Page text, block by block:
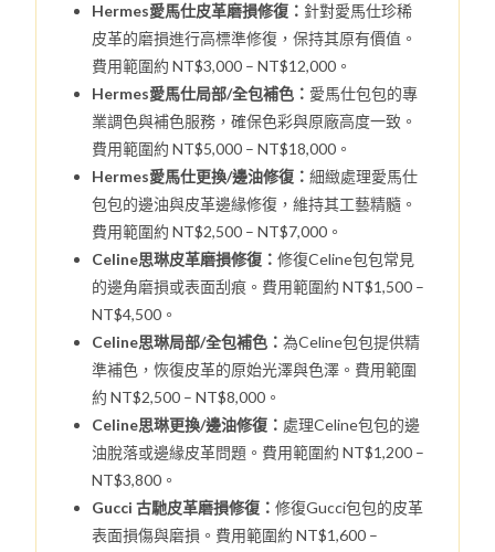
Hermes愛馬仕皮革磨損修復： 針對愛馬仕珍稀
皮革的磨損進行高標準修復，保持其原有價值。
費用範圍約 NT$3,000 – NT$12,000。
Hermes愛馬仕局部/全包補色： 愛馬仕包包的專
業調色與補色服務，確保色彩與原廠高度一致。
費用範圍約 NT$5,000 – NT$18,000。
Hermes愛馬仕更換/邊油修復：細緻處理愛馬仕
包包的邊油與皮革邊緣修復，維持其工藝精髓。
費用範圍約 NT$2,500 – NT$7,000。
Celine思琳皮革磨損修復：修復Celine包包常見
的邊角磨損或表面刮痕。費用範圍約 NT$1,500 –
NT$4,500。
Celine思琳局部/全包補色：為Celine包包提供精
準補色，恢復皮革的原始光澤與色澤。費用範圍
約 NT$2,500 – NT$8,000。
Celine思琳更換/邊油修復： 處理Celine包包的邊
油脫落或邊緣皮革問題。費用範圍約 NT$1,200 –
NT$3,800。
Gucci 古馳皮革磨損修復：修復Gucci包包的皮革
表面損傷與磨損。費用範圍約 NT$1,600 –